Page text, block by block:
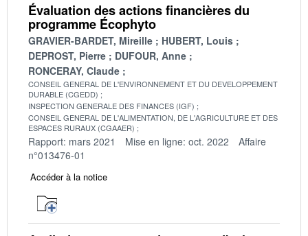
Évaluation des actions financières du
programme Écophyto
GRAVIER-BARDET, Mireille
HUBERT, Louis
DEPROST, Pierre
DUFOUR, Anne
RONCERAY, Claude
CONSEIL GENERAL DE L'ENVIRONNEMENT ET DU DEVELOPPEMENT
DURABLE (CGEDD)
INSPECTION GENERALE DES FINANCES (IGF)
CONSEIL GENERAL DE L'ALIMENTATION, DE L'AGRICULTURE ET DES
ESPACES RURAUX (CGAAER)
Rapport: mars 2021 Mise en ligne: oct. 2022
Affaire
n°013476-01
Accéder à la notice